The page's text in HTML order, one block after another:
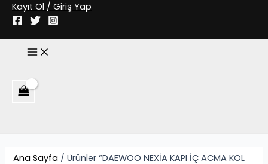
İçeriğe
atla
Kayıt Ol / Giriş Yap
Main
Menu
Ana Sayfa / Ürünler “DAEWOO NEXİA KAPI İÇ ACMA KOL